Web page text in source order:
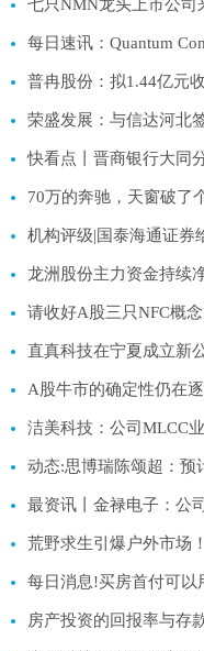
七只NMN龙头上市公司
荣盛发展：与信达河北
70万的奔驰，天窗破了
机构评级|国泰海通证券
龙洲股份主力资金持续
请收好A股三只NFC概
直真科技在宁夏成立新
洁美科技：公司MLCC
每日消息!买房首付可以
房产投资的回报率与存